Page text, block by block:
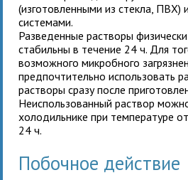
(изготовленными из стекла, ПВХ)
системами.
Разведенные растворы
стабильны в течение 24 ч. Для
возможного микробного
предпочтительно использовать
растворы сразу после
Неиспользованный раствор
холодильнике при температуре
24 ч.
Побочное действие